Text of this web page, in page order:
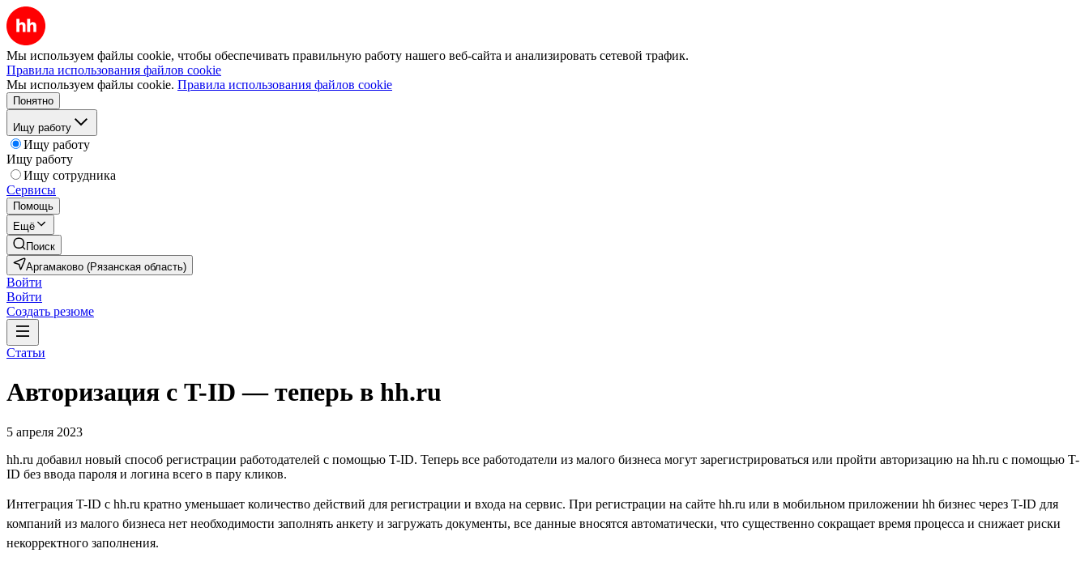
Мы используем файлы cookie, чтобы обеспечивать правильную работу нашего веб-сайта и анализировать сетевой трафик.
Правила использования файлов cookie
Мы используем файлы cookie. Правила использования файлов cookie
Понятно
Ищу работу
Ищу работу
Ищу работу
Ищу сотрудника
Сервисы
Помощь
Ещё
Поиск
Аргамаково (Рязанская область)
Войти
Войти
Создать резюме
Статьи
Авторизация с T-ID — теперь в hh.ru
5 апреля 2023
hh.ru добавил новый способ регистрации работодателей с помощью T-ID. Теперь все работодатели из малого бизнеса могут зарегистрироваться или пройти авторизацию на hh.ru с помощью T-
ID без ввода пароля и логина всего в пару кликов.
Интеграция T-ID с hh.ru кратно уменьшает количество действий для регистрации и входа на сервис. При регистрации на сайте hh.ru или в мобильном приложении hh бизнес через T-ID для
компаний из малого бизнеса нет необходимости заполнять анкету и загружать документы, все данные вносятся автоматически, что существенно сокращает время процесса и снижает риски
некорректного заполнения.